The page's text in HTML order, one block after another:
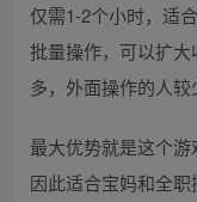
仅需1-2个小时，适
批量操作，可以扩
多，外面操作的人较
最大优势就是这个游
因此适合宝妈和全职